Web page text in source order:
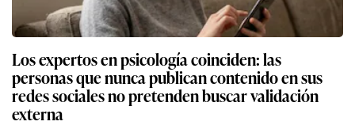
Los expertos en psicología coinciden: las
personas que nunca publican contenido en sus
redes sociales no pretenden buscar validación
externa